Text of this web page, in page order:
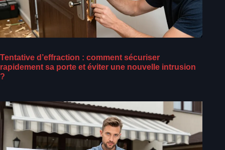
Tentative d’effraction : comment sécuriser
rapidement sa porte et éviter une nouvelle intrusion
?